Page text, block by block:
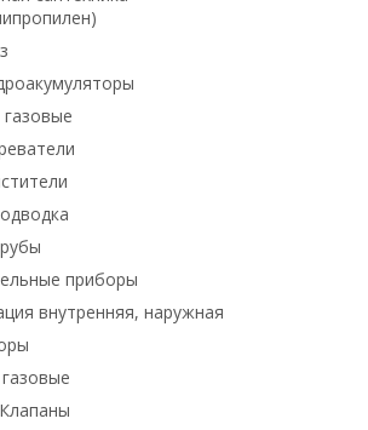
приборы
внутренняя, наружная